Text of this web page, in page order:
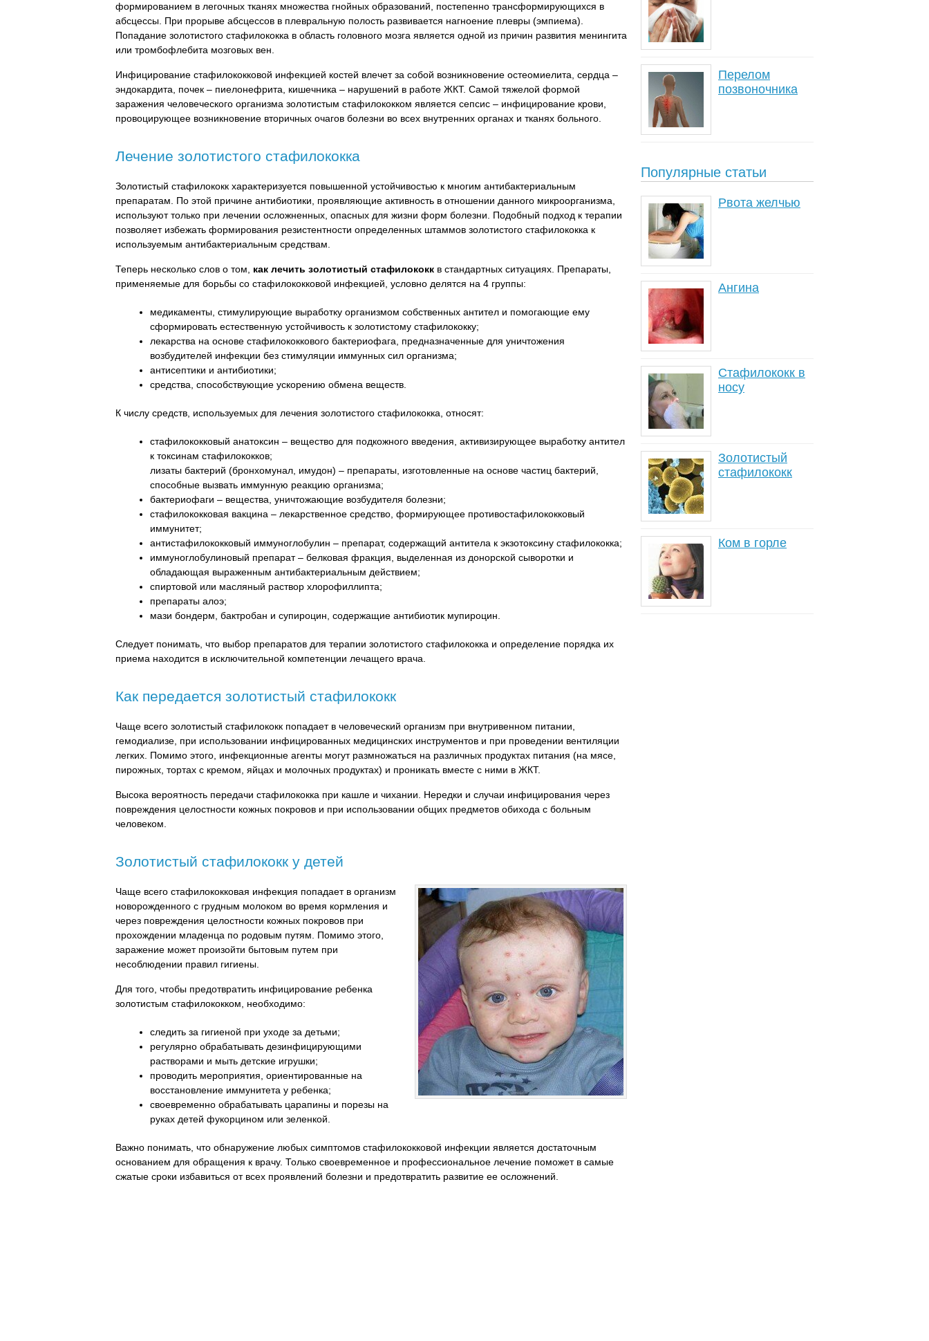
формированием в легочных тканях множества гнойных образований, постепенно трансформирующихся в
абсцессы. При прорыве абсцессов в плевральную полость развивается нагноение плевры (эмпиема).
Попадание золотистого стафилококка в область головного мозга является одной из причин развития менингита
или тромбофлебита мозговых вен.
Инфицирование стафилококковой инфекцией костей влечет за собой возникновение остеомиелита, сердца –
эндокардита, почек – пиелонефрита, кишечника – нарушений в работе ЖКТ. Самой тяжелой формой
заражения человеческого организма золотистым стафилококком является сепсис – инфицирование крови,
провоцирующее возникновение вторичных очагов болезни во всех внутренних органах и тканях больного.
Лечение золотистого стафилококка
Золотистый стафилококк характеризуется повышенной устойчивостью к многим антибактериальным
препаратам. По этой причине антибиотики, проявляющие активность в отношении данного микроорганизма,
используют только при лечении осложненных, опасных для жизни форм болезни. Подобный подход к терапии
позволяет избежать формирования резистентности определенных штаммов золотистого стафилококка к
используемым антибактериальным средствам.
Теперь несколько слов о том, как лечить золотистый стафилококк в стандартных ситуациях. Препараты,
применяемые для борьбы со стафилококковой инфекцией, условно делятся на 4 группы:
медикаменты, стимулирующие выработку организмом собственных антител и помогающие ему
сформировать естественную устойчивость к золотистому стафилококку;
лекарства на основе стафилококкового бактериофага, предназначенные для уничтожения
возбудителей инфекции без стимуляции иммунных сил организма;
антисептики и антибиотики;
средства, способствующие ускорению обмена веществ.
К числу средств, используемых для лечения золотистого стафилококка, относят:
стафилококковый анатоксин – вещество для подкожного введения, активизирующее выработку антител
к токсинам стафилококков;
лизаты бактерий (бронхомунал, имудон) – препараты, изготовленные на основе частиц бактерий,
способные вызвать иммунную реакцию организма;
бактериофаги – вещества, уничтожающие возбудителя болезни;
стафилококковая вакцина – лекарственное средство, формирующее противостафилококковый
иммунитет;
антистафилококковый иммуноглобулин – препарат, содержащий антитела к экзотоксину стафилококка;
иммуноглобулиновый препарат – белковая фракция, выделенная из донорской сыворотки и
обладающая выраженным антибактериальным действием;
спиртовой или масляный раствор хлорофиллипта;
препараты алоэ;
мази бондерм, бактробан и супироцин, содержащие антибиотик мупироцин.
Следует понимать, что выбор препаратов для терапии золотистого стафилококка и определение порядка их
приема находится в исключительной компетенции лечащего врача.
Как передается золотистый стафилококк
Чаще всего золотистый стафилококк попадает в человеческий организм при внутривенном питании,
гемодиализе, при использовании инфицированных медицинских инструментов и при проведении вентиляции
легких. Помимо этого, инфекционные агенты могут размножаться на различных продуктах питания (на мясе,
пирожных, тортах с кремом, яйцах и молочных продуктах) и проникать вместе с ними в ЖКТ.
Высока вероятность передачи стафилококка при кашле и чихании. Нередки и случаи инфицирования через
повреждения целостности кожных покровов и при использовании общих предметов обихода с больным
человеком.
Золотистый стафилококк у детей
Чаще всего стафилококковая инфекция попадает в организм
новорожденного с грудным молоком во время кормления и
через повреждения целостности кожных покровов при
прохождении младенца по родовым путям. Помимо этого,
заражение может произойти бытовым путем при
несоблюдении правил гигиены.
Для того, чтобы предотвратить инфицирование ребенка
золотистым стафилококком, необходимо:
следить за гигиеной при уходе за детьми;
регулярно обрабатывать дезинфицирующими
растворами и мыть детские игрушки;
проводить мероприятия, ориентированные на
восстановление иммунитета у ребенка;
своевременно обрабатывать царапины и порезы на
руках детей фукорцином или зеленкой.
Важно понимать, что обнаружение любых симптомов стафилококковой инфекции является достаточным
основанием для обращения к врачу. Только своевременное и профессиональное лечение поможет в самые
сжатые сроки избавиться от всех проявлений болезни и предотвратить развитие ее осложнений.
Перелом
позвоночника
Популярные статьи
Рвота желчью
Ангина
Стафилококк в
носу
Золотистый
стафилококк
Ком в горле